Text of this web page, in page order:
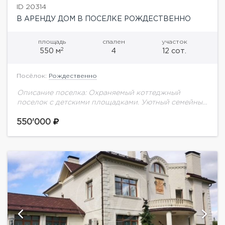
ID 20314
В АРЕНДУ ДОМ В ПОСЕЛКЕ РОЖДЕСТВЕННО
площадь
550 м2
спален
4
участок
12 сот.
Посёлок: Рождественно
Описание поселка: Охраняемый коттеджный
поселок с детскими площадками. Уютный семейный
теплые полы и кондиционирование. Цоколь:
550'000